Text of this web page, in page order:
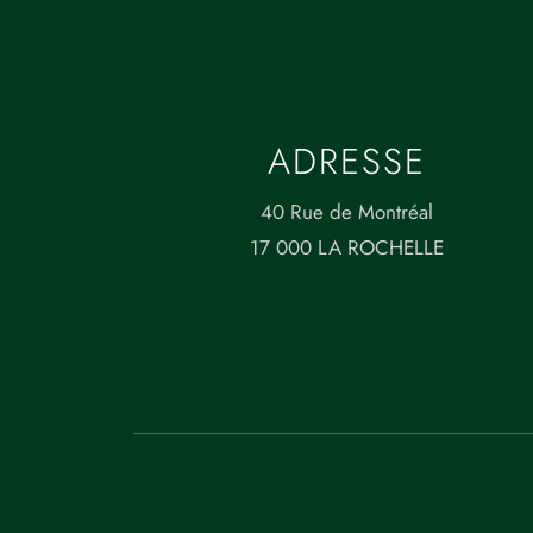
ADRESSE
40 Rue de Montréal
17 000 LA ROCHELLE